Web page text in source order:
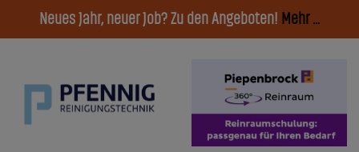
Neues Jahr, neuer Job? Zu den Angeboten! Mehr ...